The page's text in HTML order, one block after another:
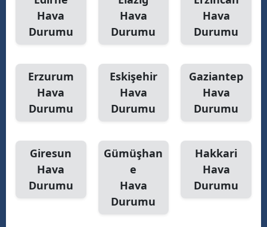
Hava
Durumu
Hava
Durumu
Hava
Durumu
Erzurum
Hava
Durumu
Eskişehir
Hava
Durumu
Gaziantep
Hava
Durumu
Giresun
Hava
Durumu
Gümüşhan
e
Hava
Durumu
Hakkari
Hava
Durumu